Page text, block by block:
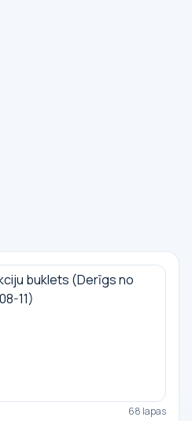
68 lapas